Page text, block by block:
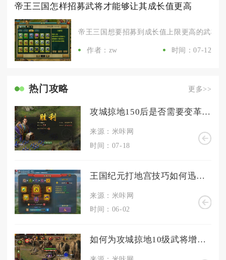
帝王三国怎样招募武将才能够让其成长值更高
帝王三国想要招募到成长值上限更高的武将
作者：zw 时间：07-12
热门攻略 更多>>
攻城掠地150后是否需要变革策略
来源：米咔网
时间：07-18
王国纪元打地宫技巧如何迅速提升角色等级
来源：米咔网
时间：06-02
如何为攻城掠地10级武将增加血量